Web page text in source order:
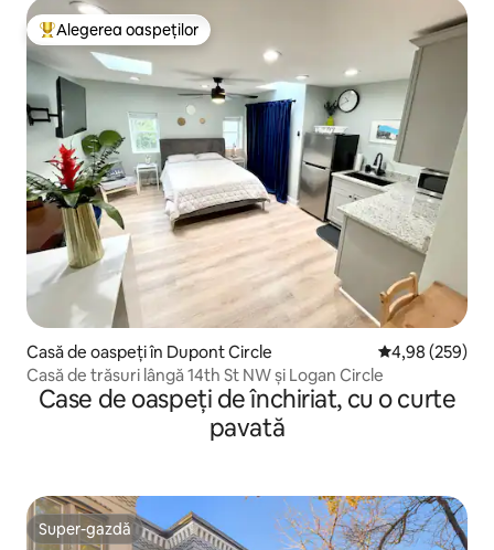
Locuință din topul categoriei Alegerea oaspeților
Alegerea oaspeților
Casă de oaspeți în Dupont Circle Scor mediu de
4,98 (259)
Casă de trăsuri lângă 14th St NW și Logan Circle
Case de oaspeți de închiriat, cu o curte
pavată
Super-gazdă
Super-gazdă